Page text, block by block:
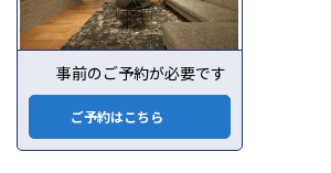
事前のご予約が必要です
ご予約はこちら